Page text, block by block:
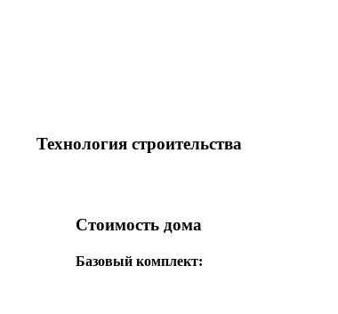
Технология строительства
Стоимость дома
Базовый комплект: